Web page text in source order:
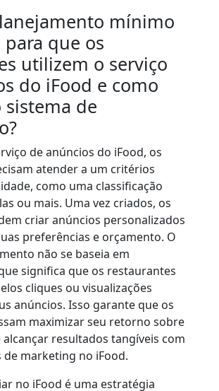
mínimo
para que os
utilizem o serviço
do iFood e como
de
de anúncios do iFood, os
atender a um critérios
como uma classificação
ou mais. Uma vez criados, os
criar anúncios personalizados
preferências e orçamento. O
não se baseia em
significa que os restaurantes
cliques ou visualizações
anúncios. Isso garante que os
maximizar seu retorno sobre
resultados tangíveis com
de marketing no iFood.
no iFood é uma estratégia